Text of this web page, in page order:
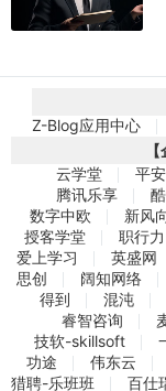
Z-Blog应用中心
云学堂
平
腾讯乐享
数字中欧
新风
授客学堂
职行力
爱上学习
英盛网
思创
阔知网络
得到
混沌
睿智咨询
技软-skillsoft
功途
伟东云
猎聘-乐班班
百仕